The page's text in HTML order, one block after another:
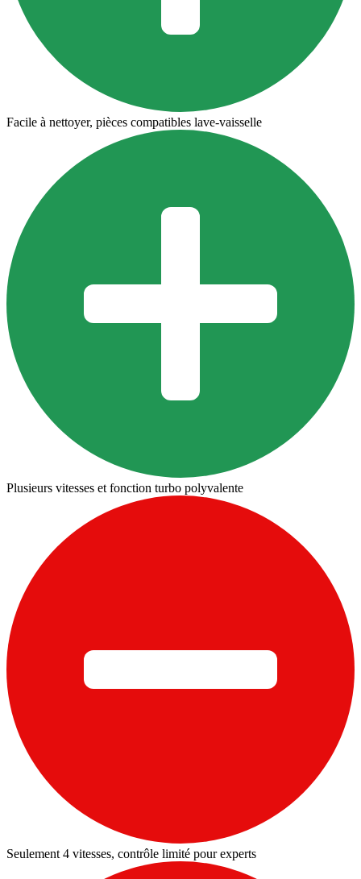
Facile à nettoyer, pièces compatibles lave-vaisselle
Plusieurs vitesses et fonction turbo polyvalente
Seulement 4 vitesses, contrôle limité pour experts